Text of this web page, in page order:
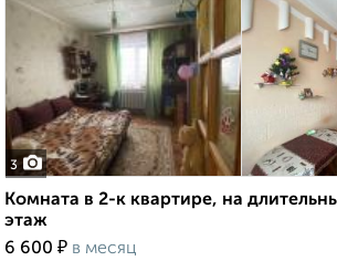
3
Комната в 2-к квартире, на
этаж
6 600 ₽ в месяц